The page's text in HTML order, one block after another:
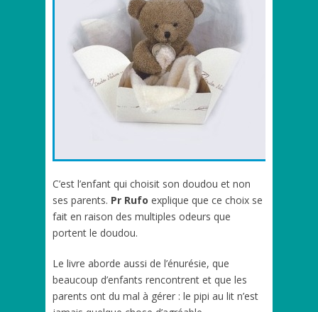
C’est l’enfant qui choisit son doudou et non
ses parents. Pr Rufo explique que ce choix se
fait en raison des multiples odeurs que
portent le doudou.
Le livre aborde aussi de l’énurésie, que
beaucoup d’enfants rencontrent et que les
parents ont du mal à gérer : le pipi au lit n’est